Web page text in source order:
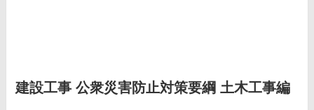
建設工事 公衆災害防止対策要綱 土木工事編